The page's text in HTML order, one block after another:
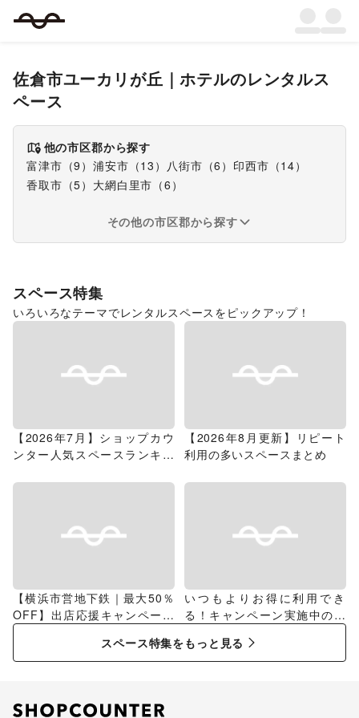
佐倉市ユーカリが丘 ｜ホテルのレンタルス
ペース
他の市区郡から探す
富津市 （9 ）浦安市 （13 ） 八街市 （6 ） 印西市 （14）
香取市 （5） 大網白里市 （6 ）
その他の市区郡から探す
スペース特集
いろいろなテーマでレンタルスペースをピックアップ！
【2026年7月】ショップカウ
ンター人気スペースランキン
【2026年8月更新】リピート
利用の多いスペースまとめ
【横浜市営地下鉄｜最大50％
OFF】出店応援キャンペーン
特集
いつもよりお得に利用でき
る！キャンペーン実施中のス
スペース特集をもっと見る